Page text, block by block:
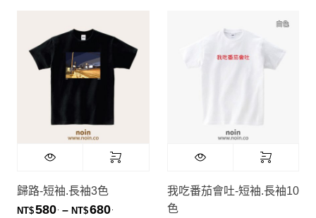
歸路-短袖.長袖3色
NT$580 – NT$680價格範圍：NT$580. 到 NT$680.
我吃番茄會吐-短袖.長袖10
色